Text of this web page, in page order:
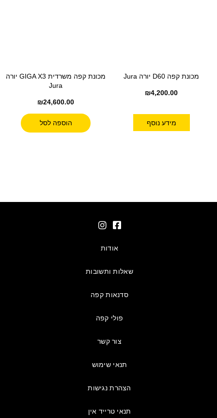
מכונת קפה D60 יורה Jura
₪4,200.00
מידע נוסף
מכונת קפה משרדית GIGA X3 יורה
Jura
₪24,600.00
הוספה לסל
אודות
שאלות ותשובות
סדנאות קפה
פולי קפה
צור קשר
תנאי שימוש
הצהרת נגישות
תנאי טרייד אין